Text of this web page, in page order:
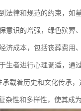
法律和规范的约束，如
意识的增强，绿色殡葬
济成本，包括丧葬费用
生者进行心理调适，通
载着历史和文化传承
杂性和多样性，使其成